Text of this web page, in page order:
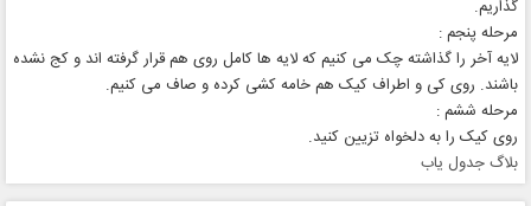
گذاریم.
مرحله پنجم :
لایه آخر را گذاشته چک می کنیم که لایه ها کامل روی هم قرار گرفته اند و کج نشده
باشند. روی کی و اطراف کیک هم خامه کشی کرده و صاف می کنیم.
مرحله ششم :
روی کیک را به دلخواه تزیین کنید.
بلاگ جدول یاب